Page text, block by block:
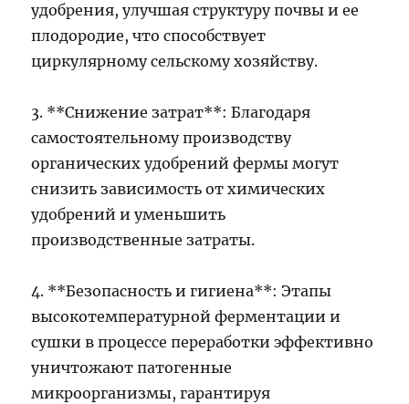
удобрения, улучшая структуру почвы и ее
плодородие, что способствует
циркулярному сельскому хозяйству.
3. **Снижение затрат**: Благодаря
самостоятельному производству
органических удобрений фермы могут
снизить зависимость от химических
удобрений и уменьшить
производственные затраты.
4. **Безопасность и гигиена**: Этапы
высокотемпературной ферментации и
сушки в процессе переработки эффективно
уничтожают патогенные
микроорганизмы, гарантируя